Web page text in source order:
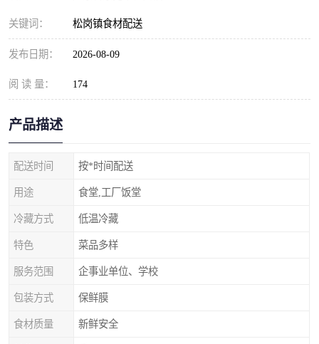
关键词： 松岗镇食材配送
发布日期： 2026-08-09
阅 读 量： 174
产品描述
配送时间 按*时间配送
用途 食堂,工厂饭堂
冷藏方式 低温冷藏
特色 菜品多样
服务范围 企事业单位、学校
包装方式 保鲜膜
食材质量 新鲜安全